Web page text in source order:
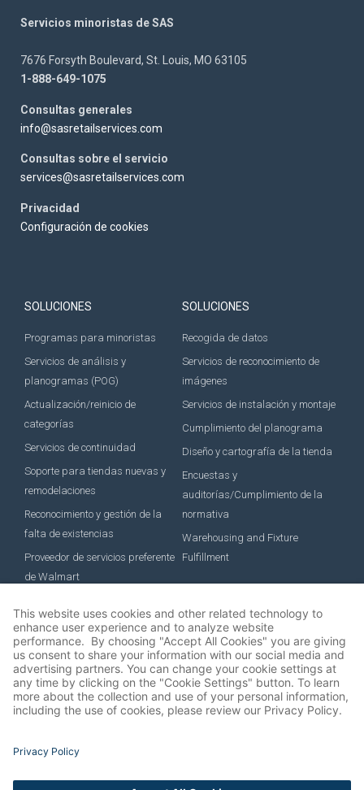
Servicios minoristas de SAS
7676 Forsyth Boulevard, St. Louis, MO 63105
1-888-649-1075
Consultas generales
info@sasretailservices.com
Consultas sobre el servicio
services@sasretailservices.com
Privacidad
Configuración de cookies
SOLUCIONES
Programas para minoristas
Servicios de análisis y
planogramas (POG)
Actualización/reinicio de
categorías
Servicios de continuidad
Soporte para tiendas nuevas y
remodelaciones
Reconocimiento y gestión de la
falta de existencias
Proveedor de servicios preferente
de Walmart
SOLUCIONES
Recogida de datos
Servicios de reconocimiento de
imágenes
Servicios de instalación y montaje
Cumplimiento del planograma
Diseño y cartografía de la tienda
Encuestas y
auditorías/Cumplimiento de la
normativa
Warehousing and Fixture
Fulfillment
EMPLEO
Job Roles
Beneficios
Desarrollo profesional
Cultura